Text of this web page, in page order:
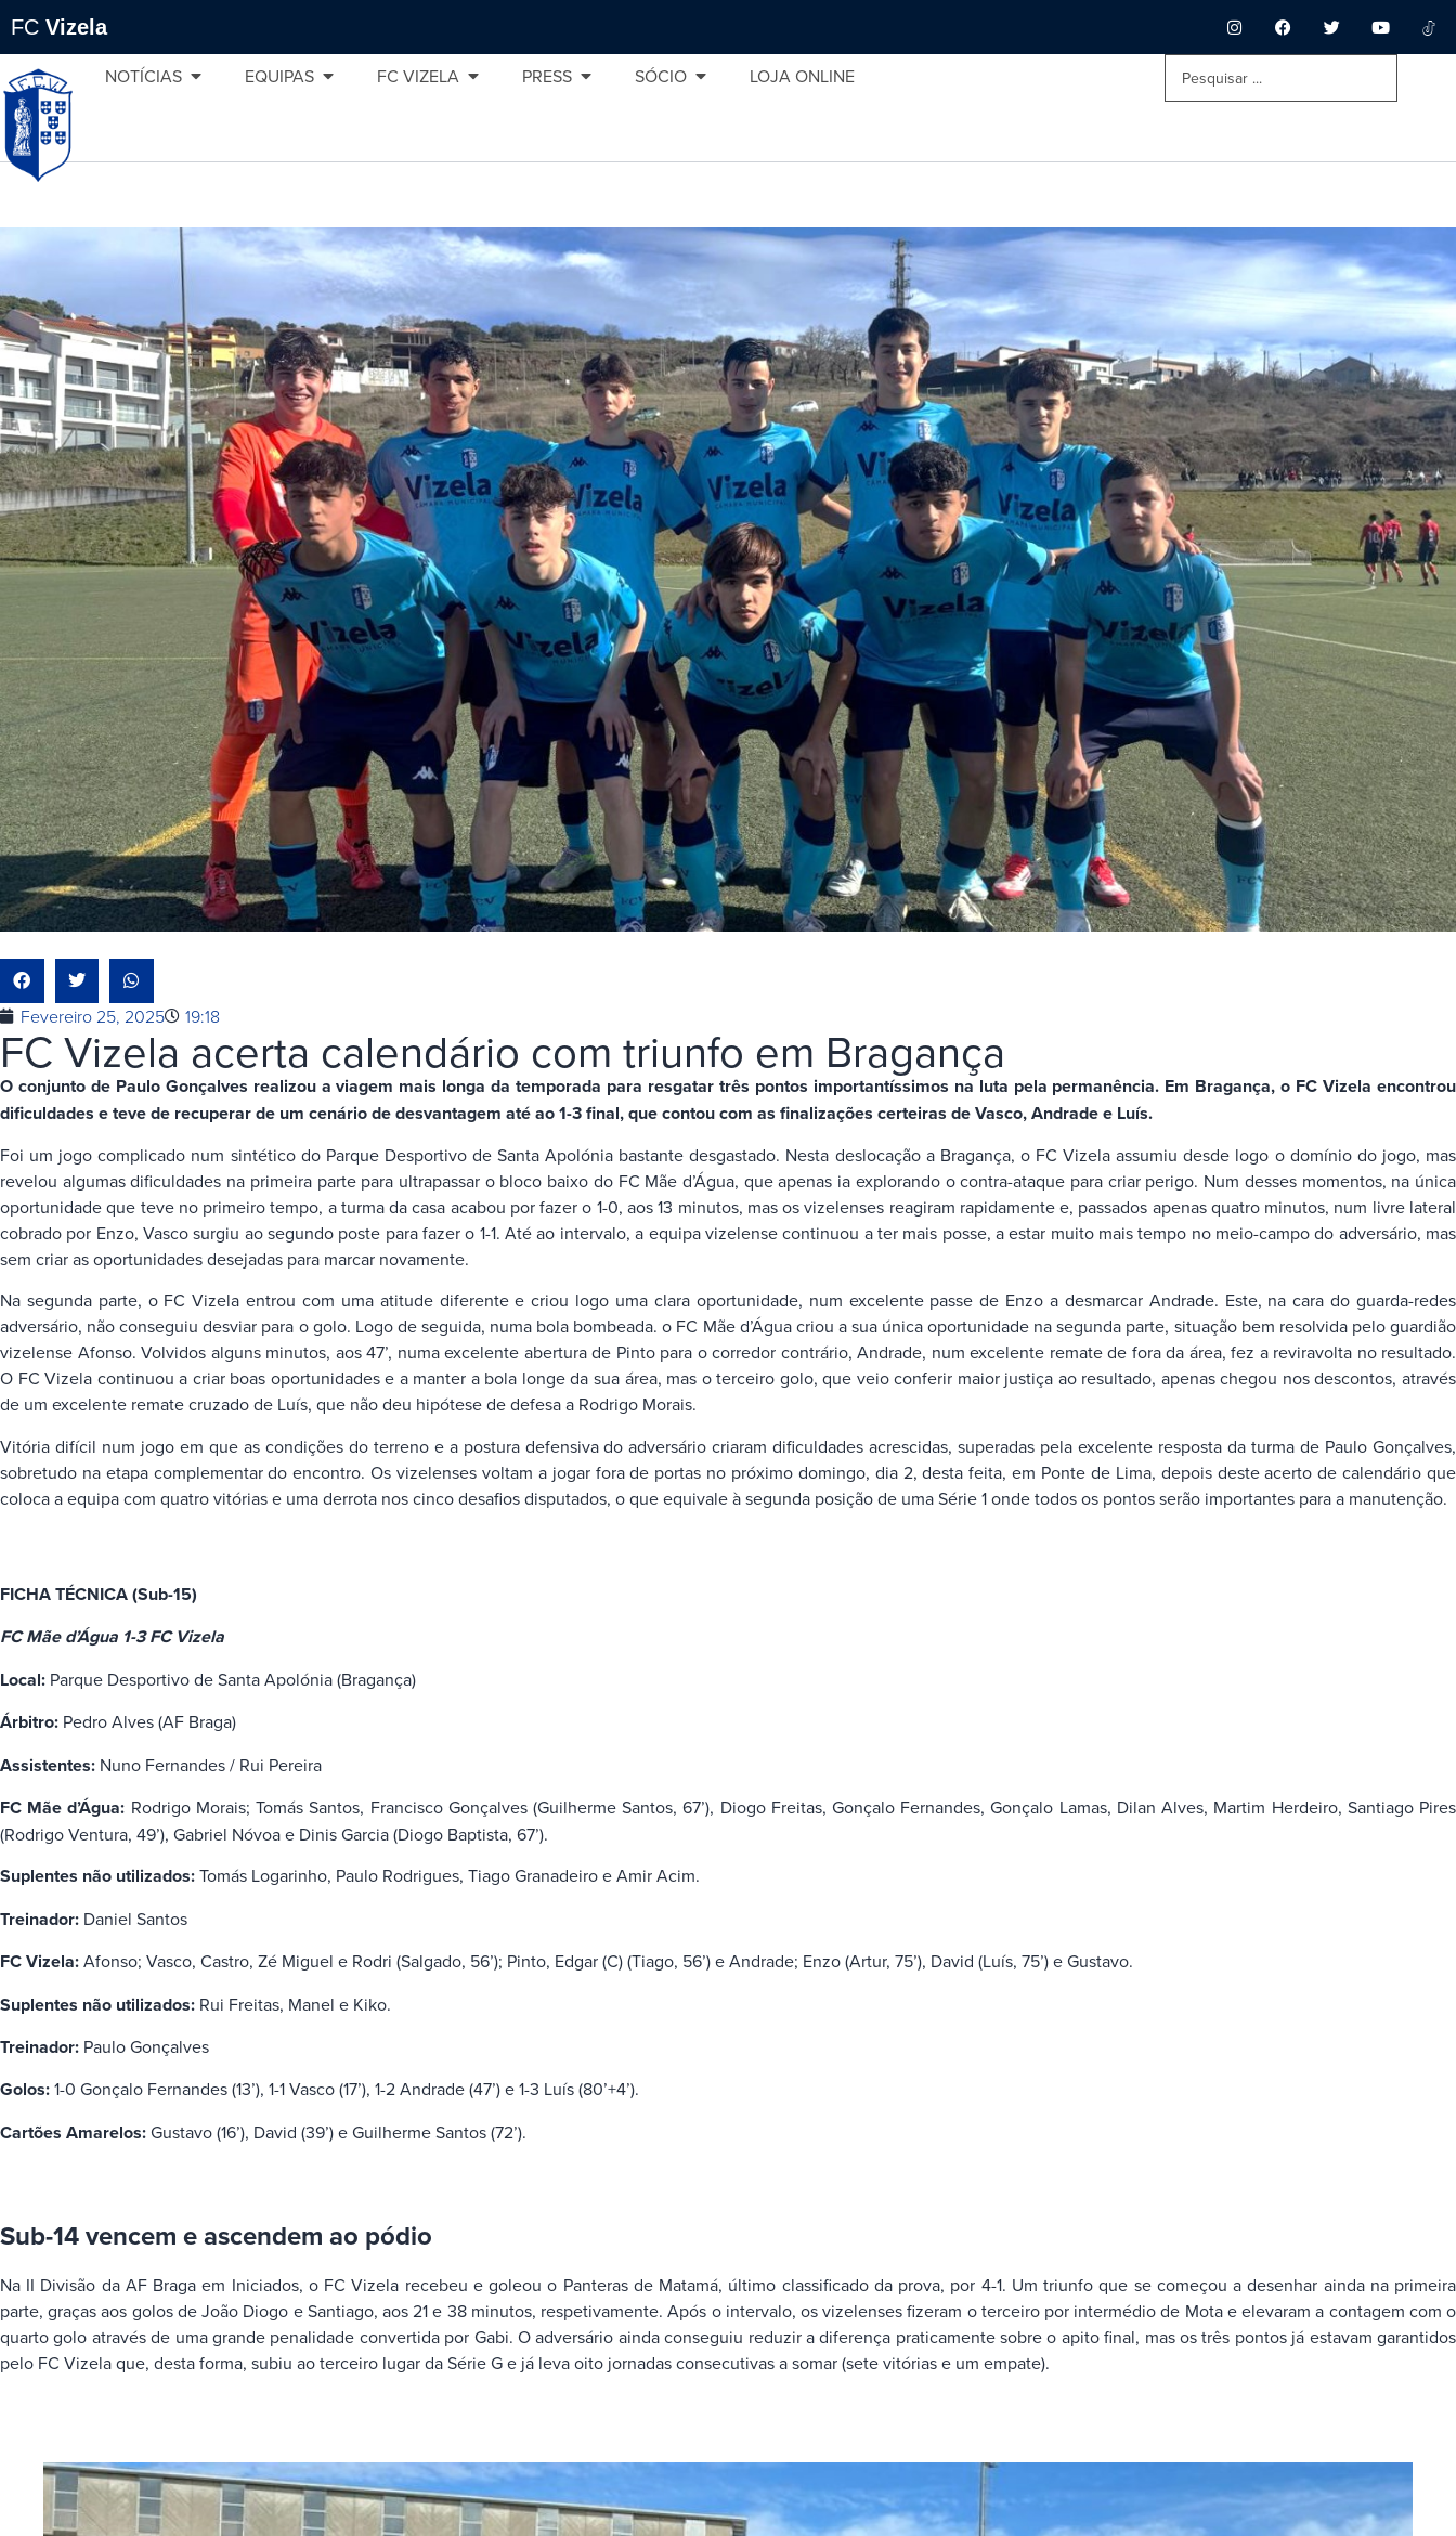
FC Vizela
NOTÍCIAS EQUIPAS FC VIZELA PRESS SÓCIO LOJA ONLINE
Fevereiro 25, 2025 19:18
FC Vizela acerta calendário com triunfo em Bragança
O conjunto de Paulo Gonçalves realizou a viagem mais longa da temporada para resgatar três pontos importantíssimos na luta pela permanência. Em Bragança, o FC Vizela encontrou
dificuldades e teve de recuperar de um cenário de desvantagem até ao 1-3 final, que contou com as finalizações certeiras de Vasco, Andrade e Luís.
Foi um jogo complicado num sintético do Parque Desportivo de Santa Apolónia bastante desgastado. Nesta deslocação a Bragança, o FC Vizela assumiu desde logo o domínio do jogo, mas
revelou algumas dificuldades na primeira parte para ultrapassar o bloco baixo do FC Mãe d’Água, que apenas ia explorando o contra-ataque para criar perigo. Num desses momentos, na única
oportunidade que teve no primeiro tempo, a turma da casa acabou por fazer o 1-0, aos 13 minutos, mas os vizelenses reagiram rapidamente e, passados apenas quatro minutos, num livre lateral
cobrado por Enzo, Vasco surgiu ao segundo poste para fazer o 1-1. Até ao intervalo, a equipa vizelense continuou a ter mais posse, a estar muito mais tempo no meio-campo do adversário, mas
sem criar as oportunidades desejadas para marcar novamente.
Na segunda parte, o FC Vizela entrou com uma atitude diferente e criou logo uma clara oportunidade, num excelente passe de Enzo a desmarcar Andrade. Este, na cara do guarda-redes
adversário, não conseguiu desviar para o golo. Logo de seguida, numa bola bombeada. o FC Mãe d’Água criou a sua única oportunidade na segunda parte, situação bem resolvida pelo guardião
vizelense Afonso. Volvidos alguns minutos, aos 47’, numa excelente abertura de Pinto para o corredor contrário, Andrade, num excelente remate de fora da área, fez a reviravolta no resultado.
O FC Vizela continuou a criar boas oportunidades e a manter a bola longe da sua área, mas o terceiro golo, que veio conferir maior justiça ao resultado, apenas chegou nos descontos, através
de um excelente remate cruzado de Luís, que não deu hipótese de defesa a Rodrigo Morais.
Vitória difícil num jogo em que as condições do terreno e a postura defensiva do adversário criaram dificuldades acrescidas, superadas pela excelente resposta da turma de Paulo Gonçalves,
sobretudo na etapa complementar do encontro. Os vizelenses voltam a jogar fora de portas no próximo domingo, dia 2, desta feita, em Ponte de Lima, depois deste acerto de calendário que
coloca a equipa com quatro vitórias e uma derrota nos cinco desafios disputados, o que equivale à segunda posição de uma Série 1 onde todos os pontos serão importantes para a manutenção.
FICHA TÉCNICA (Sub-15)
FC Mãe d’Água 1-3 FC Vizela
Local: Parque Desportivo de Santa Apolónia (Bragança)
Árbitro: Pedro Alves (AF Braga)
Assistentes: Nuno Fernandes / Rui Pereira
FC Mãe d’Água: Rodrigo Morais; Tomás Santos, Francisco Gonçalves (Guilherme Santos, 67’), Diogo Freitas, Gonçalo Fernandes, Gonçalo Lamas, Dilan Alves, Martim Herdeiro, Santiago Pires
(Rodrigo Ventura, 49’), Gabriel Nóvoa e Dinis Garcia (Diogo Baptista, 67’).
Suplentes não utilizados:Tomás Logarinho, Paulo Rodrigues, Tiago Granadeiro e Amir Acim.
Treinador: Daniel Santos
FC Vizela:Afonso; Vasco, Castro, Zé Miguel e Rodri (Salgado, 56’); Pinto, Edgar (C) (Tiago, 56’) e Andrade; Enzo (Artur, 75’), David (Luís, 75’) e Gustavo.
Suplentes não utilizados: Rui Freitas, Manel e Kiko.
Treinador: Paulo Gonçalves
Golos:1-0 Gonçalo Fernandes (13’), 1-1 Vasco (17’), 1-2 Andrade (47’) e 1-3 Luís (80’+4’).
Cartões Amarelos:Gustavo (16’), David (39’) e Guilherme Santos (72’).
Sub-14 vencem e ascendem ao pódio
Na II Divisão da AF Braga em Iniciados, o FC Vizela recebeu e goleou o Panteras de Matamá, último classificado da prova, por 4-1. Um triunfo que se começou a desenhar ainda na primeira
parte, graças aos golos de João Diogo e Santiago, aos 21 e 38 minutos, respetivamente. Após o intervalo, os vizelenses fizeram o terceiro por intermédio de Mota e elevaram a contagem com o
quarto golo através de uma grande penalidade convertida por Gabi. O adversário ainda conseguiu reduzir a diferença praticamente sobre o apito final, mas os três pontos já estavam garantidos
pelo FC Vizela que, desta forma, subiu ao terceiro lugar da Série G e já leva oito jornadas consecutivas a somar (sete vitórias e um empate).